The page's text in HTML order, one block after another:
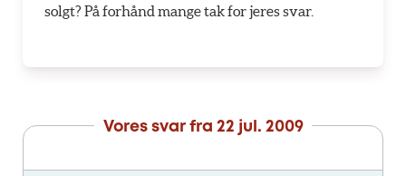
solgt? På forhånd mange tak for jeres svar.
Vores svar fra 22 jul. 2009